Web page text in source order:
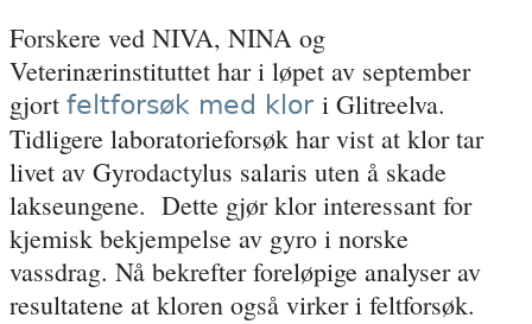
Forskere ved NIVA, NINA og
Veterinærinstituttet har i løpet av september
gjort feltforsøk med klor i Glitreelva.
Tidligere laboratorieforsøk har vist at klor tar
livet av Gyrodactylus salaris uten å skade
lakseungene. Dette gjør klor interessant for
kjemisk bekjempelse av gyro i norske
vassdrag. Nå bekrefter foreløpige analyser av
resultatene at kloren også virker i feltforsøk.